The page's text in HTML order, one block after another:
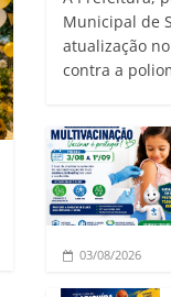
Municipal de
atualização
contra a
03/08/2026